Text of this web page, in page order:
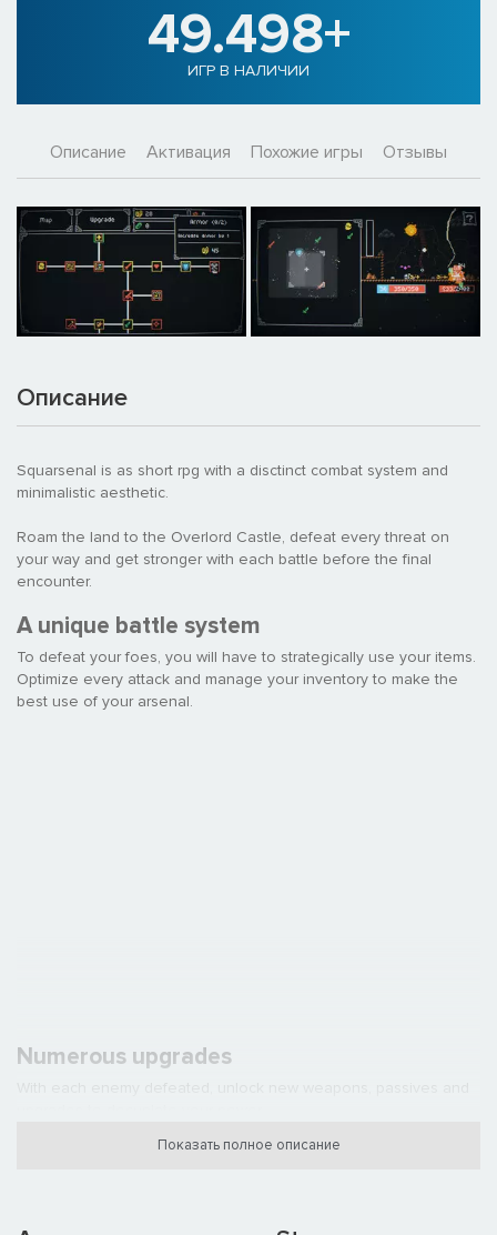
49.498+
ИГР В НАЛИЧИИ
Описание Активация Похожие игры Отзывы
Описание
Squarsenal is as short rpg with a disctinct combat system and
minimalistic aesthetic.
Roam the land to the Overlord Castle, defeat every threat on
your way and get stronger with each battle before the final
encounter.
A unique battle system
To defeat your foes, you will have to strategically use your items.
Optimize every attack and manage your inventory to make the
best use of your arsenal.
Numerous upgrades
Показать полное описание